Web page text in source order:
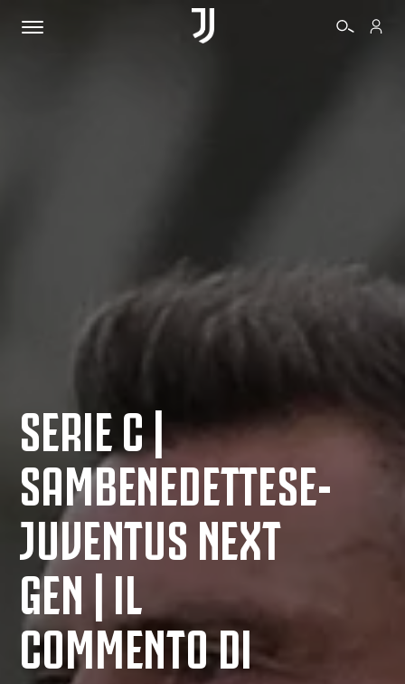
BIANCONERI
VIDEO
ALTRO
SERIE C |
SAMBENEDETTESE-
JUVENTUS NEXT
GEN | IL
COMMENTO DI